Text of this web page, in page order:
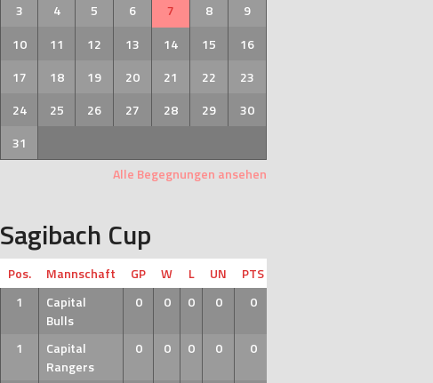
3
4 5 6 7 8
9
10
11 12 13 14 15
16
17
18 19 20 21 22
23
24
25 26 27 28 29
30
31
Alle Begegnungen ansehen
Sagibach Cup
Pos. Mannschaft GP W L UN
PTS
1
Capital
Bulls
0 0 0 0 0
1
Capital
Rangers
0 0 0 0 0